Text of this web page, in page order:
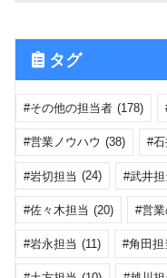
タグ
その他の担当者 (178)
営業ノウハウ (38) 石
岩切担当 (24) 武井担
佐々木担当 (20) 営
岩永担当 (11) 角田担